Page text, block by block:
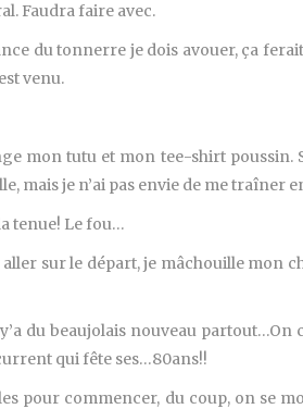
Faudra faire avec.
du tonnerre je dois avouer, ça
venu.
mon tutu et mon tee-shirt
mais je n’ai pas envie de me
tenue! Le fou…
sur le départ, je mâchouille mon
du beaujolais nouveau
qui fête ses…80ans!!
pour commencer, du coup, on se